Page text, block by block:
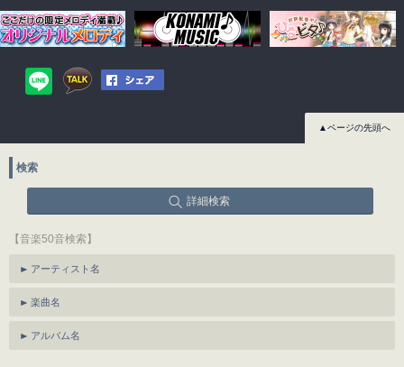
▲ページの先頭へ
検索
詳細検索
【音楽50音検索】
アーティスト名
楽曲名
アルバム名